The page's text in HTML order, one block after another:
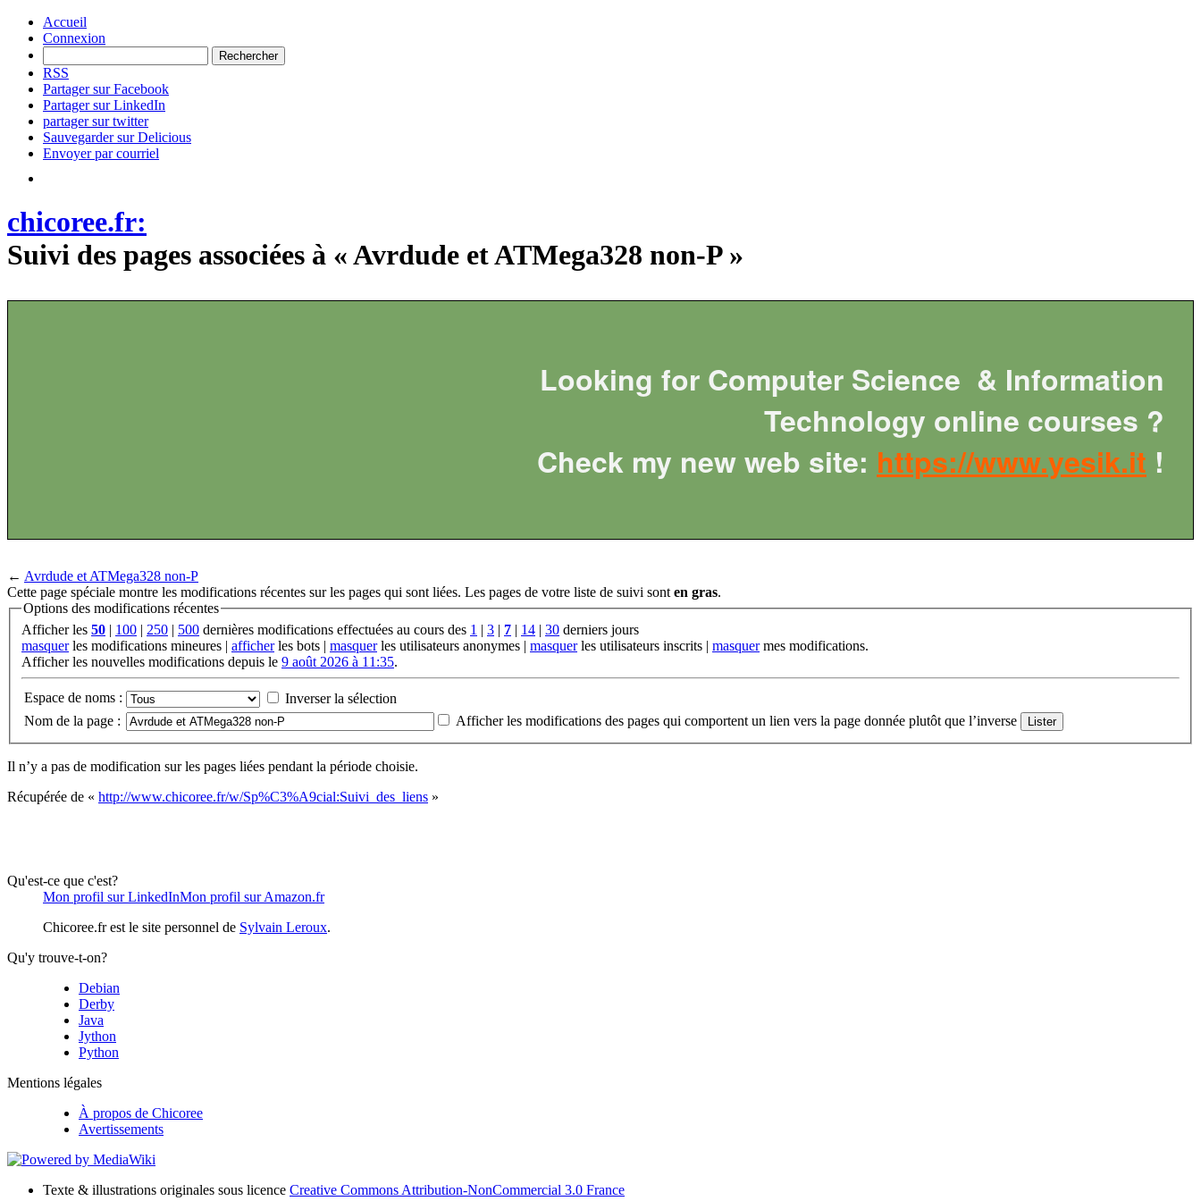
Accueil
Connexion
RSS
Partager sur Facebook
Partager sur LinkedIn
partager sur twitter
Sauvegarder sur Delicious
Envoyer par courriel
chicoree.fr:
Suivi des pages associées à « Avrdude et ATMega328 non-P »
Looking for Computer Science & Information
Technology online courses ?
Check my new web site: https://www.yesik.it !
← Avrdude et ATMega328 non-P
Cette page spéciale montre les modifications récentes sur les pages qui sont liées. Les pages de votre liste de suivi sonten gras.
Options des modifications récentes
Afficher les 50 | 100 | 250 | 500 dernières modifications effectuées au cours des 1 | 3 | 7 | 14 | 30 derniers jours
masquerles modifications mineures | afficherles bots | masquerles utilisateurs anonymes | masquerles utilisateurs inscrits | masquermes modifications.
Afficher les nouvelles modifications depuis le 9 août 2026 à 11:35.
Espace de noms :
Inverser la sélection
Nom de la page :
Afficher les modifications des pages qui comportent un lien vers la page donnée plutôt que l’inverse
Il n’y a pas de modification sur les pages liées pendant la période choisie.
Récupérée de « http://www.chicoree.fr/w/Sp%C3%A9cial:Suivi_des_liens »
Qu'est-ce que c'est?
Mon profil sur LinkedInMon profil sur Amazon.fr
Chicoree.fr est le site personnel de Sylvain Leroux.
Qu'y trouve-t-on?
Debian
Derby
Java
Jython
Python
Mentions légales
À propos de Chicoree
Avertissements
Texte & illustrations originales sous licence Creative Commons Attribution-NonCommercial 3.0 France